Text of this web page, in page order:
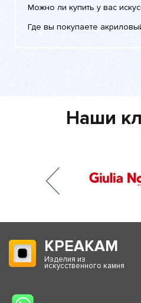
Можно ли купить у вас
Где вы покупаете
Наши
КРЕАКАМ
Изделия из
искусственного камня